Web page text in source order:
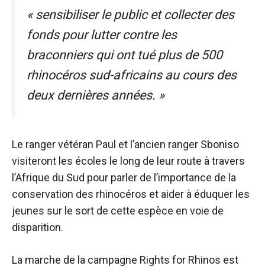
« sensibiliser le public et collecter des
fonds pour lutter contre les
braconniers qui ont tué plus de 500
rhinocéros sud-africains au cours des
deux dernières années. »
Le ranger vétéran Paul et l’ancien ranger Sboniso
visiteront les écoles le long de leur route à travers
l’Afrique du Sud pour parler de l’importance de la
conservation des rhinocéros et aider à éduquer les
jeunes sur le sort de cette espèce en voie de
disparition.
La marche de la campagne Rights for Rhinos est